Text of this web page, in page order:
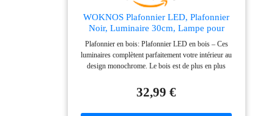
WOKNOS Plafonnier LED, Plafonnier
Noir, Luminaire 30cm, Lampe pour
Chambre Salon Cuisine Couloir Salle à
Manger 4000K 24W
Plafonnier en bois: Plafonnier LED en bois – Ces
luminaires complètent parfaitement votre intérieur au
design monochrome. Le bois est de plus en plus
la mode avec un plafonnier élégant en bois Plafonnier
rond: Ce plafonnier mesure 30 cm de diamètre et 4 cm
32,99 €